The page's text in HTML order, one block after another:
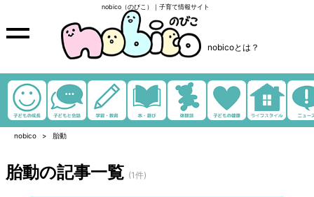
nobico（のびこ）｜子育て情報サイト
nobicoとは？
nobico 胎動
胎動の記事一覧 (1件)